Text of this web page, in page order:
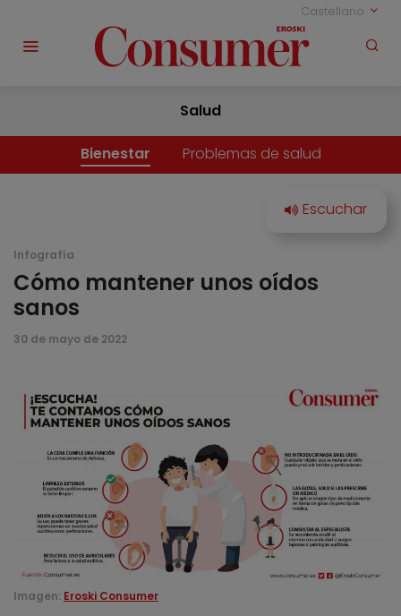
Castellano
Salud
Bienestar Problemas de salud
Infografía
Cómo mantener unos oídos
sanos
30 de mayo de 2022
Imagen: Eroski Consumer